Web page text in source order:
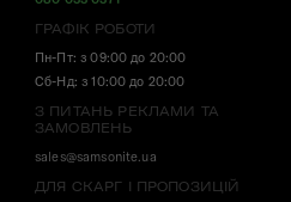
ГРАФІК РОБОТИ
Пн-Пт: з 09:00 до 20:00
Сб-Нд: з 10:00 до 20:00
З ПИТАНЬ РЕКЛАМИ ТА
ЗАМОВЛЕНЬ
sales@samsonite.ua
ДЛЯ СКАРГ І ПРОПОЗИЦІЙ